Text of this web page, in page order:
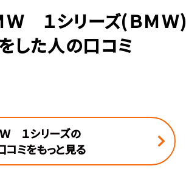
Ｗ １シリーズ(ＢＭＷ
した人の口コミ
１シリーズの
コミをもっと見る